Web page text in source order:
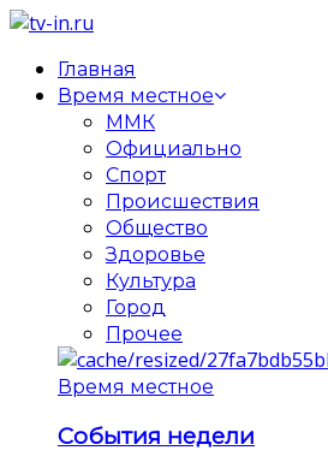
Главная
Время местное
ММК
Официально
Спорт
Происшествия
Общество
Здоровье
Культура
Город
Прочее
Время местное
События недели